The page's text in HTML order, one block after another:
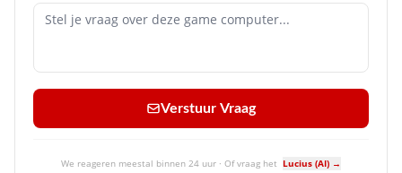
Verstuur Vraag
We reageren meestal binnen 24 uur · Of vraag het Lucius (AI) →